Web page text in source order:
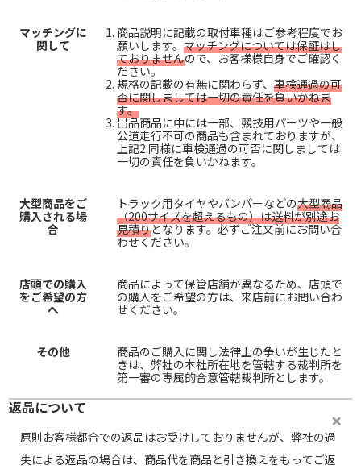
マッチングに
関して
商品説明に記載の取付車種はご参考程度でお
願いします。 マッチングについては保証はし
ておりませんので、お客様様自身でご確認く
ださい。
規格の記載の有無に関わらず、 車検通過の可
否に関しましては一切の責任を負いかねま
す。
出品商品に中には一部、競技用パーツや一般
公道走行不可の商品も含まれておりますが、
上記2.同様に車検通過の可否に関しましては
一切の責任を負いかねます。
大型商品をご
購入される場
合
トラック用タイヤやバンパーなどの大型商品
（200サイズを超えるもの）は送料が別途お
見積りとなります。必ずご注文前にお問い合
わせください。
店頭での購入
をご希望の方
へ
商品によって保管店舗が異なるため、店頭で
の購入をご希望の方は、来店前にお問い合わ
せください。
その他
商品のご購入に関し法律上の争いが生じたと
きは、弊社の本社所在地を管轄する裁判所を
第一審の専属的合意管轄裁判所とします。
返品について
原則お客様都合での返品はお受けしておりませんが、弊社の過
失による返品の場合は、商品代を商品と引き換えをもってご返